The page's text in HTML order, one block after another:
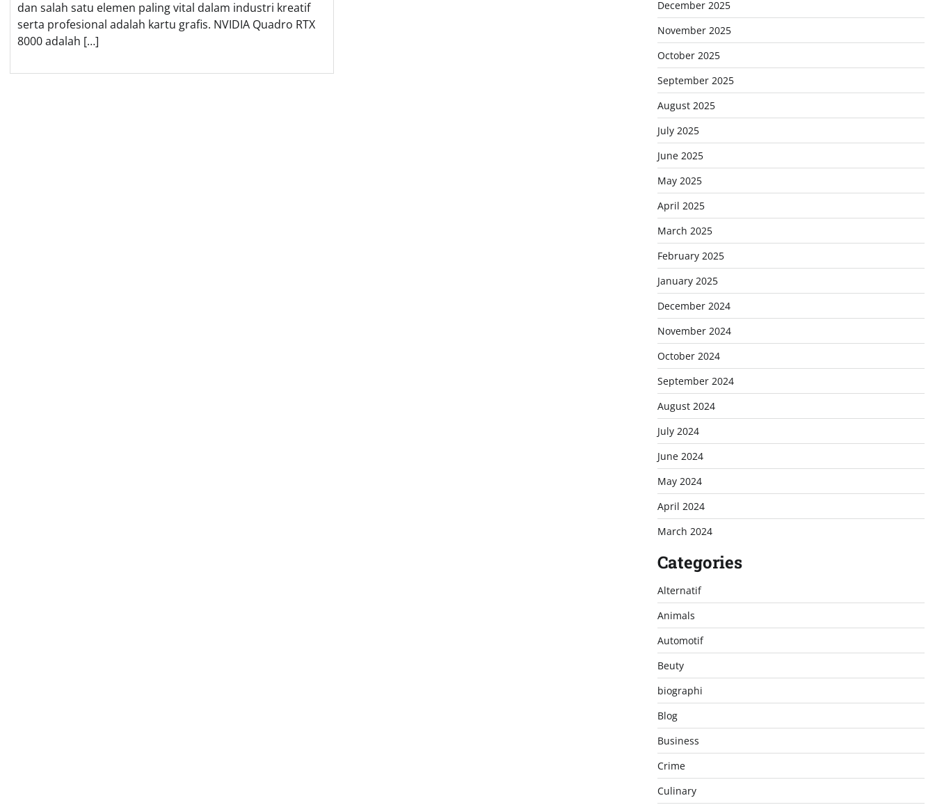
dan salah satu elemen paling vital dalam industri kreatif
serta profesional adalah kartu grafis. NVIDIA Quadro RTX
8000 adalah […]
December 2025
November 2025
October 2025
September 2025
August 2025
July 2025
June 2025
May 2025
April 2025
March 2025
February 2025
January 2025
December 2024
November 2024
October 2024
September 2024
August 2024
July 2024
June 2024
May 2024
April 2024
March 2024
Categories
Alternatif
Animals
Automotif
Beuty
biographi
Blog
Business
Crime
Culinary